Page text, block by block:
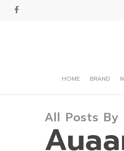
facebook
HOME BRAND
All Posts By